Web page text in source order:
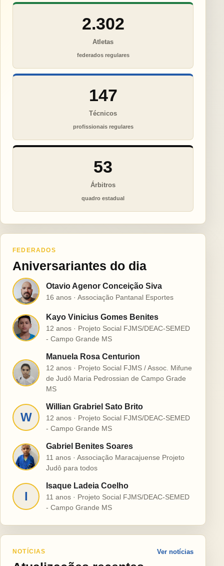
2.302
Atletas
federados regulares
147
Técnicos
profissionais regulares
53
Árbitros
quadro estadual
FEDERADOS
Aniversariantes do dia
O Otavio Agenor Conceição Siva
16 anos · Associação Pantanal Esportes
K
Kayo Vinicius Gomes Benites
12 anos · Projeto Social FJMS/DEAC-SEMED
- Campo Grande MS
M
Manuela Rosa Centurion
12 anos · Projeto Social FJMS / Assoc. Mifune
de Judô Maria Pedrossian de Campo Grade
MS
W
Willian Grabriel Sato Brito
12 anos · Projeto Social FJMS/DEAC-SEMED
- Campo Grande MS
G
Gabriel Benites Soares
11 anos · Associação Maracajuense Projeto
Judô para todos
I
Isaque Ladeia Coelho
11 anos · Projeto Social FJMS/DEAC-SEMED
- Campo Grande MS
NOTÍCIAS Ver notícias